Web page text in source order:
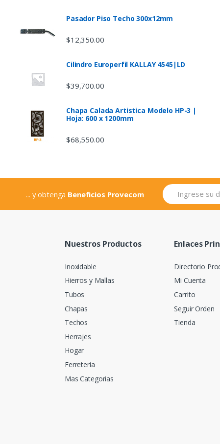
Pasador Piso Techo 300x12mm
$12,350.00
Cilindro Europerfil KALLAY 4545|LD
$39,700.00
Chapa Calada Artistica Modelo HP-3 |
Hoja: 600 x 1200mm
$68,550.00
... y obtenga Beneficios Provecom
Nuestros Productos
Inoxidable
Hierros y Mallas
Tubos
Chapas
Techos
Herrajes
Hogar
Ferreteria
Mas Categorias
Enlaces
Directorio
Mi Cuenta
Carrito
Seguir Orden
Tienda